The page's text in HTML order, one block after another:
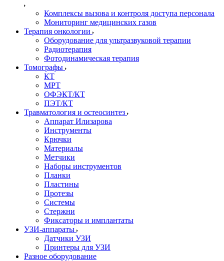
Комплексы вызова и контроля доступа персонала
Мониторинг медицинских газов
Терапия онкологии
Оборудование для ультразвуковой терапии
Радиотерапия
Фотодинамическая терапия
Томографы
КТ
МРТ
ОФЭКТ/КТ
ПЭТ/КТ
Травматология и остеосинтез
Аппарат Илизарова
Инструменты
Крючки
Материалы
Метчики
Наборы инструментов
Планки
Пластины
Протезы
Системы
Стержни
Фиксаторы и имплантаты
УЗИ-аппараты
Датчики УЗИ
Принтеры для УЗИ
Разное оборудование